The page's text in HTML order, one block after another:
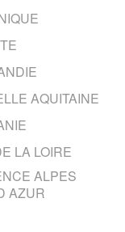
AQUITAINE
LA LOIRE
ALPES
AZUR